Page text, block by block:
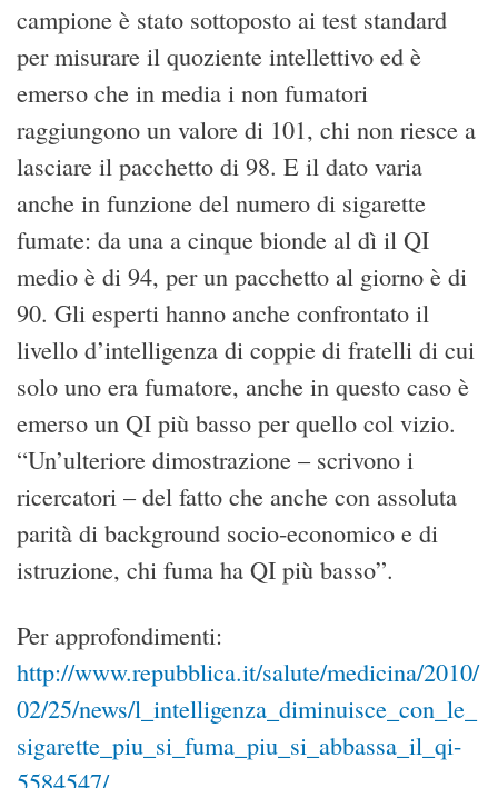
campione è stato sottoposto ai test standard
per misurare il quoziente intellettivo ed è
emerso che in media i non fumatori
raggiungono un valore di 101, chi non riesce a
lasciare il pacchetto di 98. E il dato varia
anche in funzione del numero di sigarette
fumate: da una a cinque bionde al dì il QI
medio è di 94, per un pacchetto al giorno è di
90. Gli esperti hanno anche confrontato il
livello d’intelligenza di coppie di fratelli di cui
solo uno era fumatore, anche in questo caso è
emerso un QI più basso per quello col vizio.
“Un’ulteriore dimostrazione – scrivono i
ricercatori – del fatto che anche con assoluta
parità di background socio-economico e di
istruzione, chi fuma ha QI più basso”.
Per approfondimenti:
http://www.repubblica.it/salute/medicina/2010/
02/25/news/l_intelligenza_diminuisce_con_le_
sigarette_piu_si_fuma_piu_si_abbassa_il_qi-